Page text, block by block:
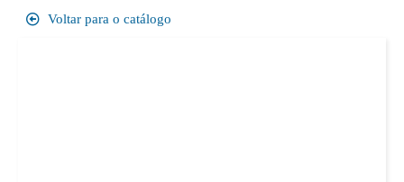
Voltar para o catálogo